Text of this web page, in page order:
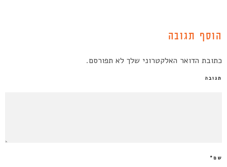
הוסף תגובה
כתובת הדואר האלקטרוני שלך לא תפורסם.
תגובה
שם*